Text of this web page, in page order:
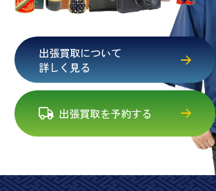
出張買取について
詳しく見る
出張買取を予約する